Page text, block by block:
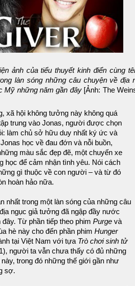
ảnh của tiểu thuyết kinh điển cùng
làn sóng những câu chuyện về địa
Mỹ những năm gần đây[Ảnh: The
xã hội không tưởng này không quá
trung vào Jonas, người được chọn
làm chủ sở hữu duy nhất ký ức và
học về đau đớn và nỗi buồn,
màu sắc đẹp đẽ, một chuyến xe
học để cảm nhận tình yêu. Nói cách
gì thuộc về con người – và từ đó
hoàn hảo nữa.
nhất trong một làn sóng của những câu
ngục giả tưởng đã ngập đầy nước
Từ phần tiếp theo phim Purge và
hè này cho đến phần phim Hunger
tại Việt Nam với tựa Trò chơi sinh tử
người ta vẫn chưa thấy có đủ những
trong đó những thế giới gần như
sợ.